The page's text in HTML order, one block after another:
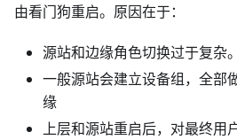
由看门狗重启。原因在于：
源站和边缘角色切换过于复杂。
一般源站会建立设备组，全部
缘
上层和源站重启后，对最终用